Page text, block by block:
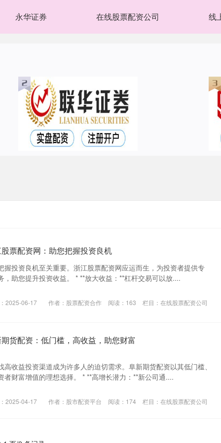
永华证券 在线股票配资公司 线
票配资网：助您把握投资良机
握投资良机至关重要。浙江股票配资网应运而生，为投资者提供专
，助您提升投资收益。 * **放大收益：**杠杆交易可以放....
2025-06-17 作者：股票配资合作 阅读： 163 栏目： 在线股票配资公司
货配资：低门槛，高收益，助您财富
收益投资渠道成为许多人的迫切需求。阜新期货配资以其低门槛、
者财富增值的理想选择。 * **高增长潜力：**新公司通....
2025-04-17 作者：股市配资平台 阅读： 174 栏目： 在线股票配资公司